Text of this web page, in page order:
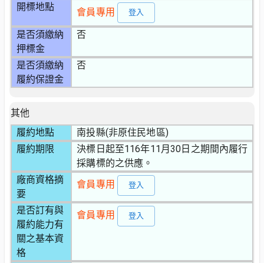
開標地點
會員專用 登入
是否須繳納
押標金
否
是否須繳納
履約保證金
否
其他
履約地點
南投縣(非原住民地區)
履約期限
決標日起至116年11月30日之期間內履行
採購標的之供應。
廠商資格摘
要
會員專用 登入
是否訂有與
履約能力有
關之基本資
格
會員專用 登入